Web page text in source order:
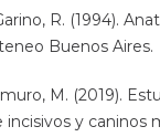
R. (1994).
Buenos Aires.
M. (2019).
incisivos y caninos